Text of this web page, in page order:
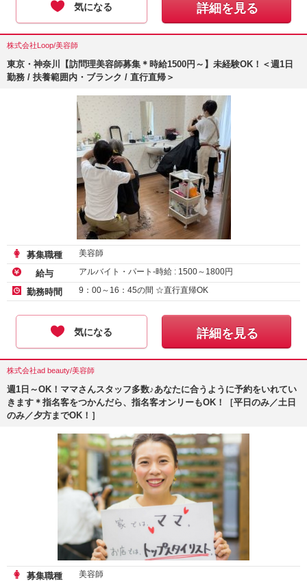
気になる 詳細を見る
株式会社Loop/美容師
東京・神奈川【訪問理美容師募集＊時給1500円～】未経験OK！＜週1日
勤務 / 扶養範囲内・ブランク / 直行直帰＞
募集職種 美容師
給与 アルバイト・パート-時給 : 1500～ 1800円
勤務時間 9：00～16：45の間 ☆直行直帰OK
気になる 詳細を見る
株式会社ad beauty/美容師
週1日～OK！ママさんスタッフ多数♪あなたに合うように予約をいれてい
きます＊指名客をつかんだら、指名客オンリーもOK！［平日のみ／土日
のみ／夕方までOK！］
募集職種 美容師